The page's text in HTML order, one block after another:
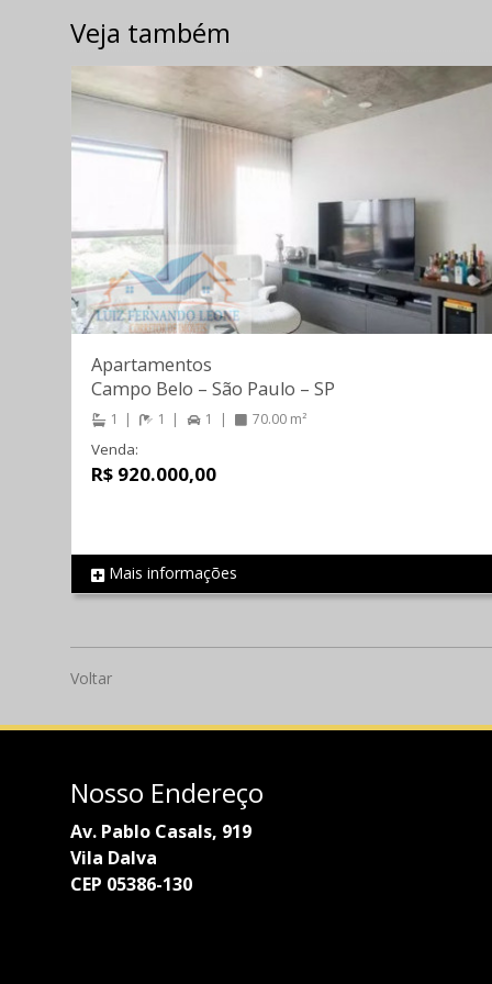
Veja também
REF 567
Apartamentos
Campo Belo – São Paulo – SP
1 1 1 70.00 m²
Venda:
R$ 920.000,00
Mais informações
Voltar
Nosso Endereço
Av. Pablo Casals, 919
Vila Dalva
CEP 05386-130